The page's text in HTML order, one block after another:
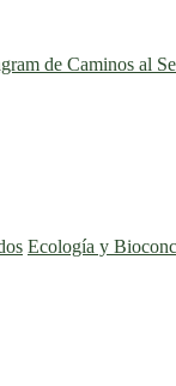
Ecología y